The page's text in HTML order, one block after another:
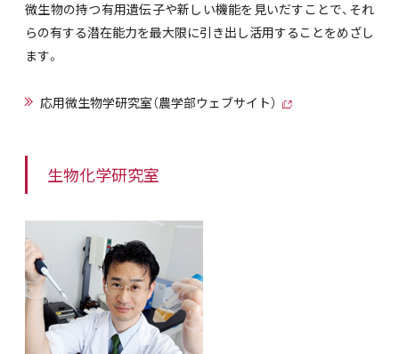
微生物の持つ有用遺伝子や新しい機能を見いだすことで、それ
らの有する潜在能力を最大限に引き出し活用することをめざし
ます。
応用微生物学研究室（農学部ウェブサイト）
生物化学研究室